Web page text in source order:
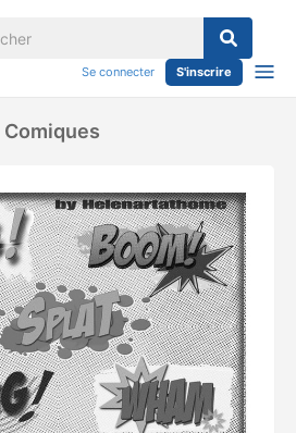
Se connecter S'inscrire